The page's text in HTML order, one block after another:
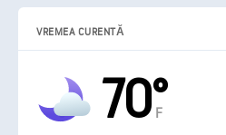
VREMEA CURENTĂ
70°
F